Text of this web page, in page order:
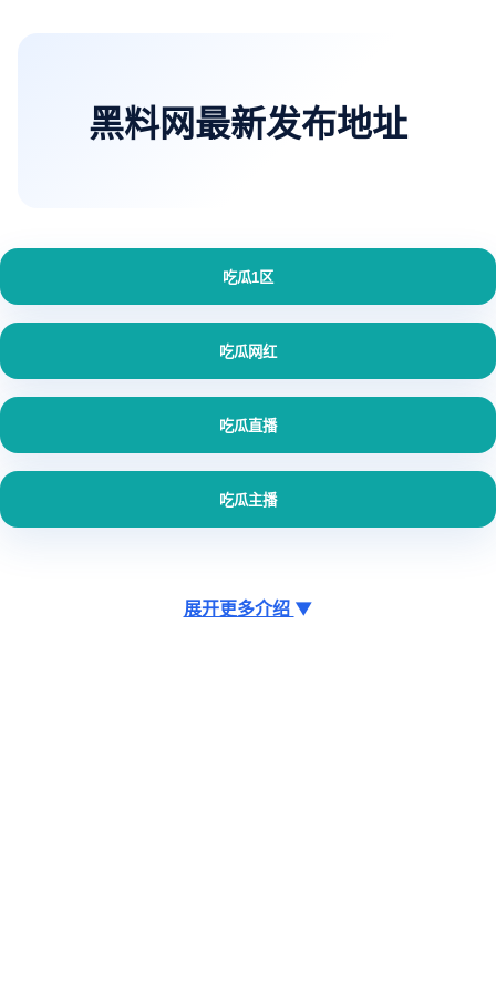
黑料网最新发布地址
吃瓜1区
吃瓜网红
吃瓜直播
吃瓜主播
展开更多介绍 ▼